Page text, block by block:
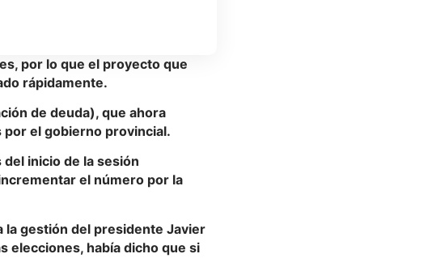
por lo que el proyecto que
rápidamente.
de deuda), que ahora
por el gobierno provincial.
inicio de la sesión
el número por la
la gestión del presidente Javier
elecciones, había dicho que si